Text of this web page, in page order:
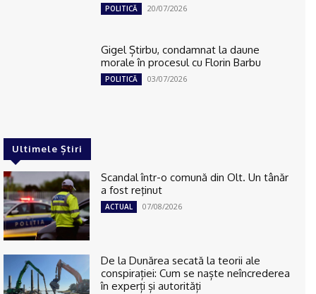
POLITICĂ 20/07/2026
Gigel Știrbu, condamnat la daune
morale în procesul cu Florin Barbu
POLITICĂ 03/07/2026
Ultimele Știri
Scandal într-o comună din Olt. Un tânăr
a fost reţinut
ACTUAL 07/08/2026
De la Dunărea secată la teorii ale
conspirației: Cum se naște neîncrederea
în experți și autorități